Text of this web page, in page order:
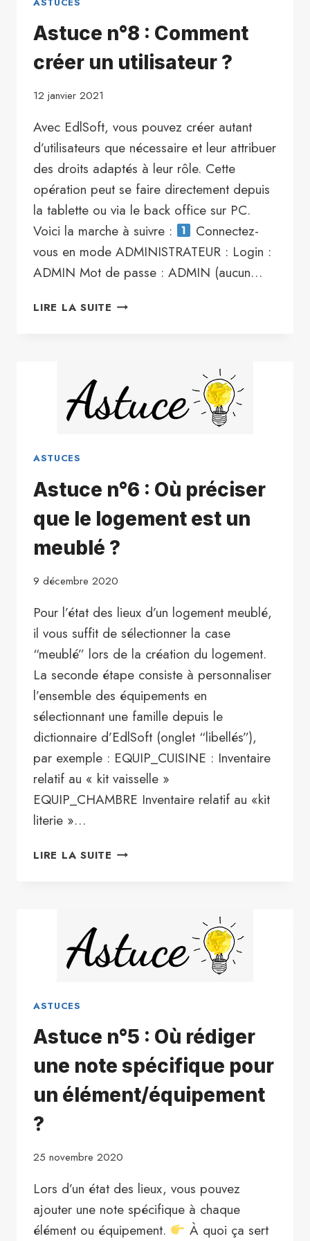
Astuce n°8 : Comment
créer un utilisateur ?
12 janvier 2021
Avec EdlSoft, vous pouvez créer autant
d’utilisateurs que nécessaire et leur attribuer
des droits adaptés à leur rôle. Cette
opération peut se faire directement depuis
la tablette ou via le back office sur PC.
Voici la marche à suivre :
Connectez-
vous en mode ADMINISTRATEUR : Login :
ADMIN Mot de passe : ADMIN (aucun…
LIRE LA SUITE ASTUCE
UN
UTILISATEUR
?
ASTUCES
Astuce n°6 : Où préciser
que le logement est un
meublé ?
9 décembre 2020
Pour l’état des lieux d’un logement meublé,
il vous suffit de sélectionner la case
“meublé” lors de la création du logement.
La seconde étape consiste à personnaliser
l’ensemble des équipements en
sélectionnant une famille depuis le
dictionnaire d’EdlSoft (onglet “libellés”),
par exemple : EQUIP_CUISINE : Inventaire
relatif au « kit vaisselle »
EQUIP_CHAMBRE Inventaire relatif au «kit
literie »…
LIRE LA SUITE ASTUCE
QUE
LE
LOGEMENT
?
ASTUCES
Astuce n°5 : Où rédiger
une note spécifique pour
un élément/équipement
?
25 novembre 2020
Lors d’un état des lieux, vous pouvez
ajouter une note spécifique à chaque
élément ou équipement.
À quoi ça sert